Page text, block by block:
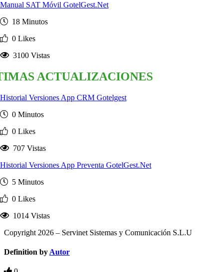
Manual SAT Móvil GotelGest.Net
18 Minutos
0 Likes
3100 Vistas
ACTUALIZACIONES
Historial Versiones App CRM Gotelgest
0 Minutos
0 Likes
707 Vistas
Historial Versiones App Preventa GotelGest.Net
5 Minutos
0 Likes
1014 Vistas
Copyright 2026 – Servinet Sistemas y Comunicación S.L.U
Definition by Autor